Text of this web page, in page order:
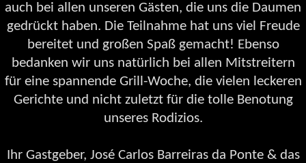
auch bei allen unseren Gästen, die uns die Daumen
gedrückt haben. Die Teilnahme hat uns viel Freude
bereitet und großen Spaß gemacht! Ebenso
bedanken wir uns natürlich bei allen Mitstreitern
für eine spannende Grill-Woche, die vielen leckeren
Gerichte und nicht zuletzt für die tolle Benotung
unseres Rodizios.
Ihr Gastgeber, José Carlos Barreiras da Ponte & das